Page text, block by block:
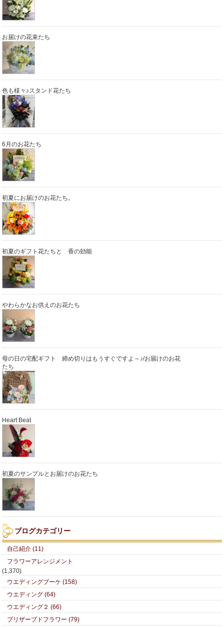
お届けの花束たち
色も様々♪スタンド花たち
6月のお花たち
初夏にお届けのお花たち。
初夏のギフト花たちと 香の効能
やわらかなお供えのお花たち
母の日の宅配ギフト 締め切りはもうすぐですよ～♪/お届けのお花
たち
Heart Beat
初夏のサンプルとお届けのお花たち
ブログカテゴリー
自己紹介 (11)
フラワーアレンジメント
(1,370)
ウエディングブーケ (158)
ウエディング (64)
ウエディング２ (66)
プリザーブドフラワー (79)